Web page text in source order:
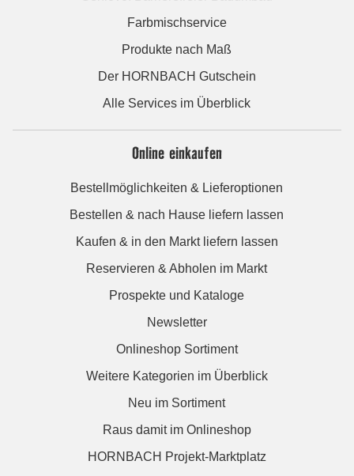
Farbmischservice
Produkte nach Maß
Der HORNBACH Gutschein
Alle Services im Überblick
Online einkaufen
Bestellmöglichkeiten & Lieferoptionen
Bestellen & nach Hause liefern lassen
Kaufen & in den Markt liefern lassen
Reservieren & Abholen im Markt
Prospekte und Kataloge
Newsletter
Onlineshop Sortiment
Weitere Kategorien im Überblick
Neu im Sortiment
Raus damit im Onlineshop
HORNBACH Projekt-Marktplatz